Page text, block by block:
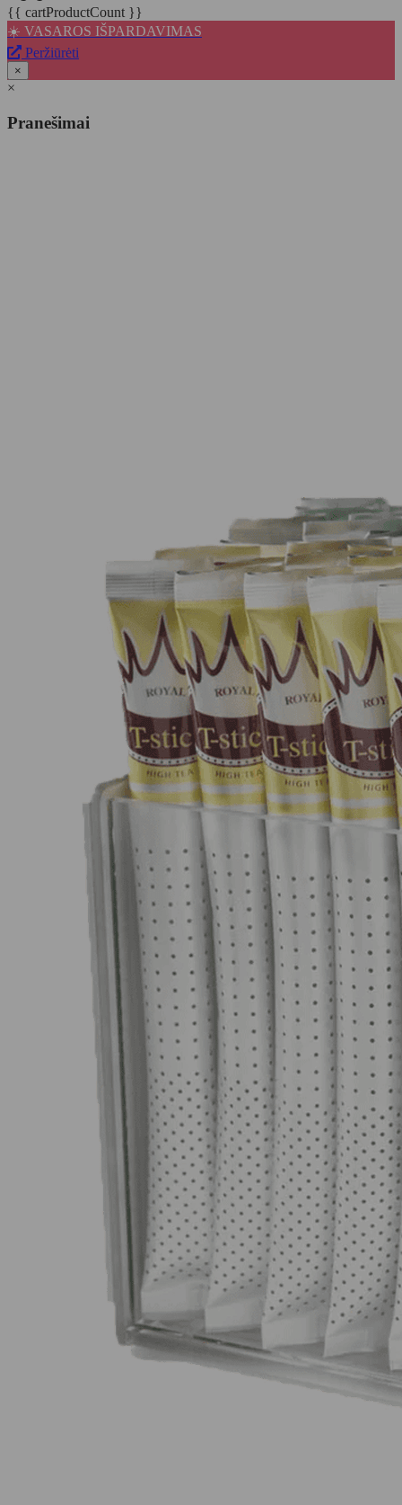
{{ cartProductCount }}
☀️ VASAROS IŠPARDAVIMAS
Peržiūrėti
×
×
Pranešimai